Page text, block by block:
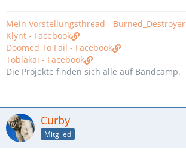
Mein Vorstellungsthread - Burned_Destroyer
Klynt - Facebook
Doomed To Fail - Facebook
Toblakai - Facebook
Die Projekte finden sich alle auf Bandcamp.
Curby
Mitglied